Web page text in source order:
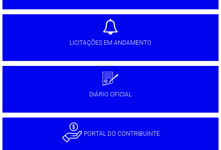
LICITAÇÕES EM ANDAMENTO
DIÁRIO OFICIAL
PORTAL DO CONTRIBUINTE